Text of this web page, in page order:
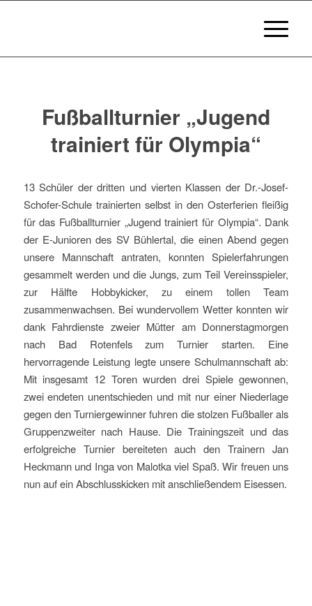
Fußballturnier „Jugend
trainiert für Olympia“
13 Schüler der dritten und vierten Klassen der Dr.-Josef-
Schofer-Schule trainierten selbst in den Osterferien fleißig
für das Fußballturnier „Jugend trainiert für Olympia“. Dank
der E-Junioren des SV Bühlertal, die einen Abend gegen
unsere Mannschaft antraten, konnten Spielerfahrungen
gesammelt werden und die Jungs, zum Teil Vereinsspieler,
zur Hälfte Hobbykicker, zu einem tollen Team
zusammenwachsen. Bei wundervollem Wetter konnten wir
dank Fahrdienste zweier Mütter am Donnerstagmorgen
nach Bad Rotenfels zum Turnier starten. Eine
hervorragende Leistung legte unsere Schulmannschaft ab:
Mit insgesamt 12 Toren wurden drei Spiele gewonnen,
zwei endeten unentschieden und mit nur einer Niederlage
gegen den Turniergewinner fuhren die stolzen Fußballer als
Gruppenzweiter nach Hause. Die Trainingszeit und das
erfolgreiche Turnier bereiteten auch den Trainern Jan
Heckmann und Ingavon Malotkaviel Spaß. Wir freuen uns
nun auf einAbschlusskickenmit anschließendem Eisessen.